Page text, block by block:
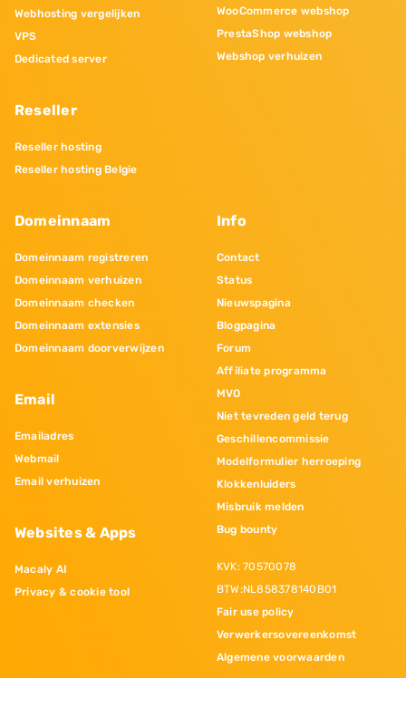
Webhosting vergelijken
VPS
Dedicated server
Reseller
Reseller hosting
Reseller hosting Belgie
WooCommerce webshop
PrestaShop webshop
Webshop verhuizen
Domeinnaam
Domeinnaam registreren
Domeinnaam verhuizen
Domeinnaam checken
Domeinnaam extensies
Domeinnaam doorverwijzen
Email
Emailadres
Webmail
Email verhuizen
Websites & Apps
Macaly AI
Privacy & cookie tool
Info
Contact
Status
Nieuwspagina
Blogpagina
Forum
Affiliate programma
MVO
Niet tevreden geld terug
Geschillencommissie
Modelformulier herroeping
Klokkenluiders
Misbruik melden
Bug bounty
KVK: 70570078
BTW:NL858378140B01
Fair use policy
Verwerkersovereenkomst
Algemene voorwaarden